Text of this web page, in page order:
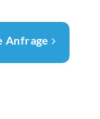
Anfrage